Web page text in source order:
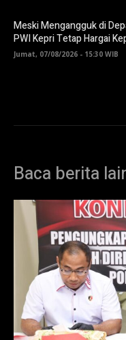
Meski Mengangguk di
PWI Kepri Tetap Hargai
Jumat, 07/08/2026 - 15:30 WIB
Baca berita